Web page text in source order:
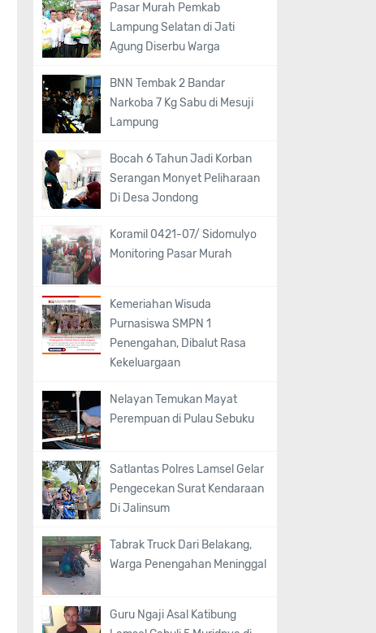
Pasar Murah Pemkab
Lampung Selatan di Jati
Agung Diserbu Warga
BNN Tembak 2 Bandar
Narkoba 7 Kg Sabu di Mesuji
Lampung
Bocah 6 Tahun Jadi Korban
Serangan Monyet Peliharaan
Di Desa Jondong
Koramil 0421-07/ Sidomulyo
Monitoring Pasar Murah
Kemeriahan Wisuda
Purnasiswa SMPN 1
Penengahan, Dibalut Rasa
Kekeluargaan
Nelayan Temukan Mayat
Perempuan di Pulau Sebuku
Satlantas Polres Lamsel Gelar
Pengecekan Surat Kendaraan
Di Jalinsum
Tabrak Truck Dari Belakang,
Warga Penengahan Meninggal
Guru Ngaji Asal Katibung